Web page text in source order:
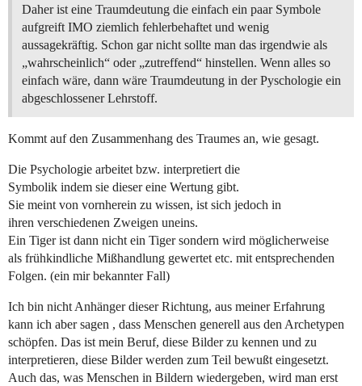
Daher ist eine Traumdeutung die einfach ein paar Symbole
aufgreift IMO ziemlich fehlerbehaftet und wenig
aussagekräftig. Schon gar nicht sollte man das irgendwie als
„wahrscheinlich“ oder „zutreffend“ hinstellen. Wenn alles so
einfach wäre, dann wäre Traumdeutung in der Pyschologie ein
abgeschlossener Lehrstoff.
Kommt auf den Zusammenhang des Traumes an, wie gesagt.
Die Psychologie arbeitet bzw. interpretiert die
Symbolik indem sie dieser eine Wertung gibt.
Sie meint von vornherein zu wissen, ist sich jedoch in
ihren verschiedenen Zweigen uneins.
Ein Tiger ist dann nicht ein Tiger sondern wird möglicherweise
als frühkindliche Mißhandlung gewertet etc. mit entsprechenden
Folgen. (ein mir bekannter Fall)
Ich bin nicht Anhänger dieser Richtung, aus meiner Erfahrung
kann ich aber sagen , dass Menschen generell aus den Archetypen
schöpfen. Das ist mein Beruf, diese Bilder zu kennen und zu
interpretieren, diese Bilder werden zum Teil bewußt eingesetzt.
Auch das, was Menschen in Bildern wiedergeben, wird man erst